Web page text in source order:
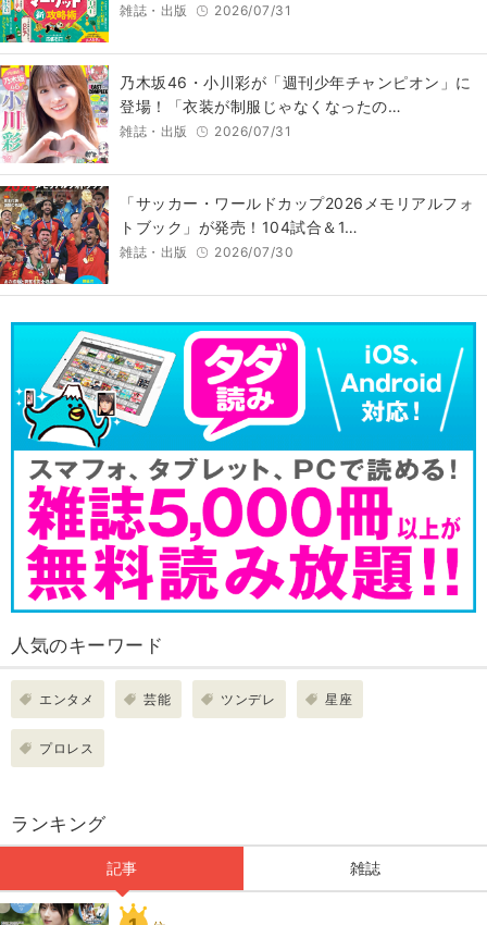
雑誌・出版 2026/07/31
乃木坂46・小川彩が「週刊少年チャンピオン」に
登場！「衣装が制服じゃなくなったの…
雑誌・出版 2026/07/31
「サッカー・ワールドカップ2026メモリアルフォ
トブック」が発売！104試合＆1…
雑誌・出版 2026/07/30
人気のキーワード
エンタメ 芸能 ツンデレ 星座
プロレス
ランキング
記事 雑誌